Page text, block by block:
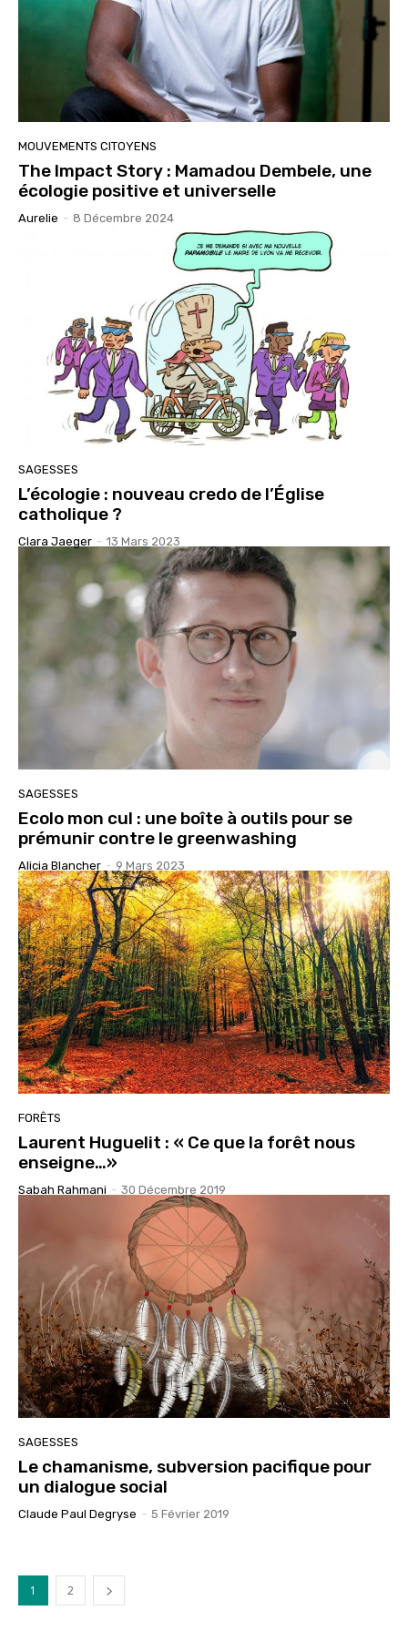
MOUVEMENTS CITOYENS
The Impact Story : Mamadou Dembele, une
écologie positive et universelle
Aurelie - 8 Décembre 2024
SAGESSES
L’écologie : nouveau credo de l’Église
catholique ?
Clara Jaeger - 13 Mars 2023
SAGESSES
Ecolo mon cul : une boîte à outils pour se
prémunir contre le greenwashing
Alicia Blancher - 9 Mars 2023
FORÊTS
Laurent Huguelit : « Ce que la forêt nous
enseigne…»
Sabah Rahmani - 30 Décembre 2019
SAGESSES
Le chamanisme, subversion pacifique pour
un dialogue social
Claude Paul Degryse - 5 Février 2019
1 2